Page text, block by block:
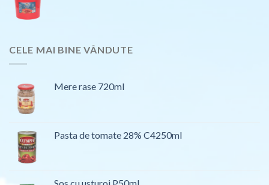
CELE MAI BINE VÂNDUTE
Mere rase 720ml
Pasta de tomate 28% C4250ml